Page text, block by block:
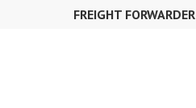
FREIGHT